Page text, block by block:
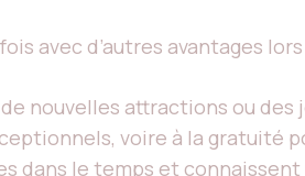
avec d’autres avantages
nouvelles attractions ou des
voire à la gratuité
dans le temps et